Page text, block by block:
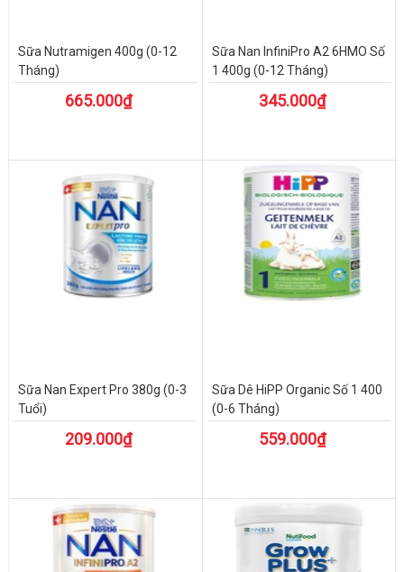
Sữa Nutramigen 400g (0-12
Tháng)
665.000₫
Sữa Nan InfiniPro A2 6HMO Số
1 400g (0-12 Tháng)
345.000₫
Sữa Nan Expert Pro 380g (0-3
Tuổi)
209.000₫
Sữa Dê HiPP Organic Số 1 400
(0-6 Tháng)
559.000₫